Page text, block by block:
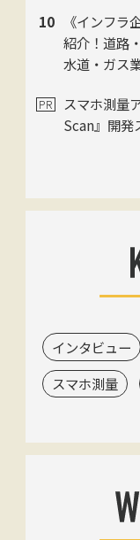
《インフラ
紹介！道路
水道・ガス
スマホ測量
Scan』開発
インタビュー
スマホ測量